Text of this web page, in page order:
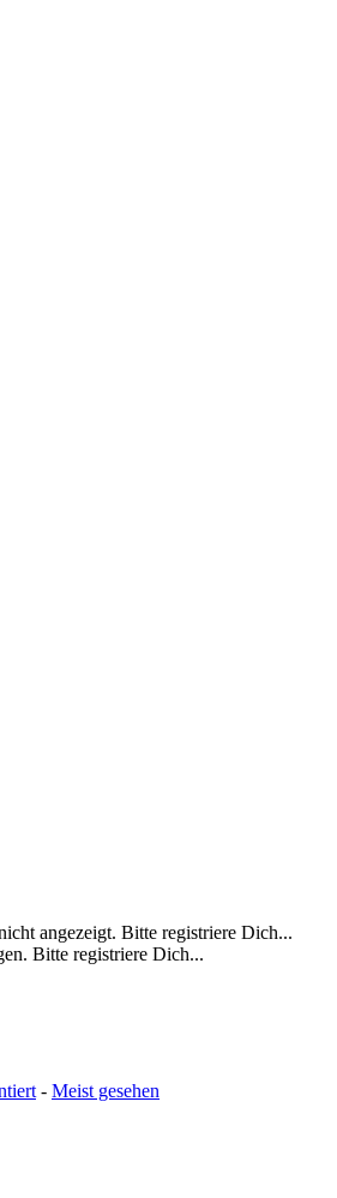
angezeigt. Bitte registriere Dich...
Bitte registriere Dich...
- Meist gesehen